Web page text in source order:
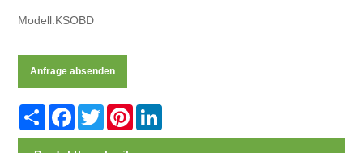
Modell:KSOBD
Anfrage absenden
ShareFacebook
TwitterPinterest